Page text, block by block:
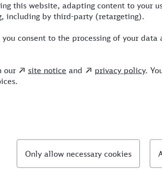
2:10 1 RE,VLX
1:43 2 RB,BUS,RE